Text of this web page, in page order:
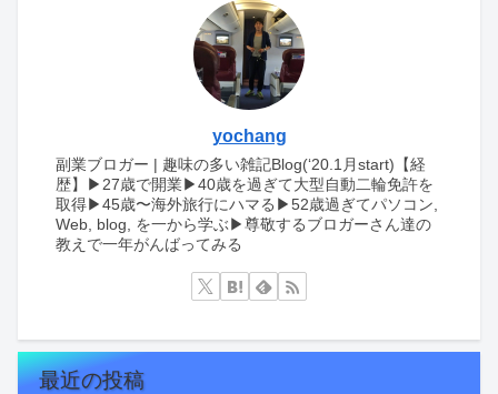
yochang
副業ブロガー | 趣味の多い雑記Blog(‘20.1月start)【経
歴】▶︎27歳で開業▶︎40歳を過ぎて大型自動二輪免許を
取得▶︎45歳〜海外旅行にハマる▶︎52歳過ぎてパソコン,
Web, blog, を一から学ぶ▶︎尊敬するブロガーさん達の
教えで一年がんばってみる
最近の投稿